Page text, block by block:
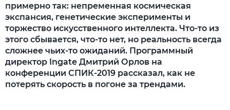
примерно так: непременная космическая
экспансия, генетические эксперименты и
торжество искусственного интеллекта. Что-то из
этого сбывается, что-то нет, но реальность всегда
сложнее чьих-то ожиданий. Программный
директор Ingate Дмитрий Орлов на
конференции СПИК-2019 рассказал, как не
потерять скорость в погоне за трендами.